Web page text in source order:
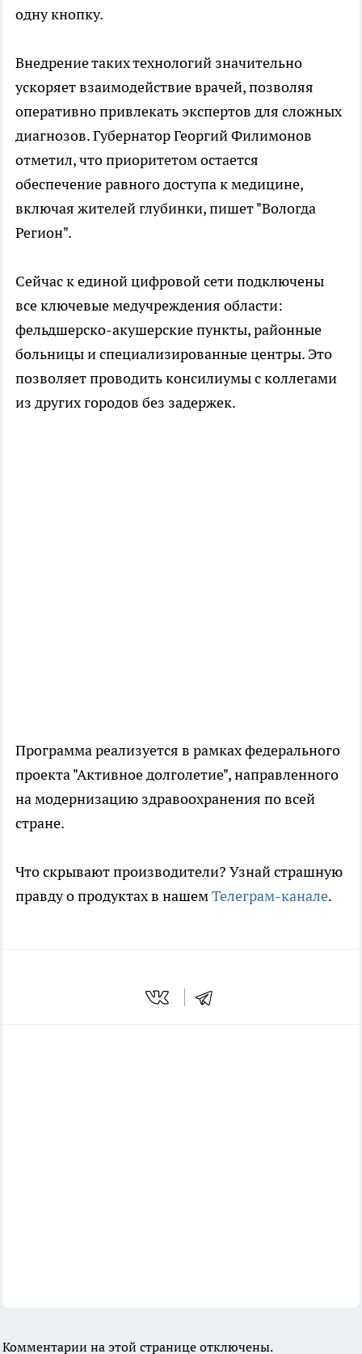
одну кнопку.
Внедрение таких технологий значительно
ускоряет взаимодействие врачей, позволяя
оперативно привлекать экспертов для сложных
диагнозов. Губернатор Георгий Филимонов
отметил, что приоритетом остается
обеспечение равного доступа к медицине,
включая жителей глубинки, пишет "Вологда
Регион".
Сейчас к единой цифровой сети подключены
все ключевые медучреждения области:
фельдшерско-акушерские пункты, районные
больницы и специализированные центры. Это
позволяет проводить консилиумы с коллегами
из других городов без задержек.
Программа реализуется в рамках федерального
проекта "Активное долголетие", направленного
на модернизацию здравоохранения по всей
стране.
Что скрывают производители? Узнай страшную
правду о продуктах в нашемТелеграм-канале.
Комментарии на этой странице отключены.